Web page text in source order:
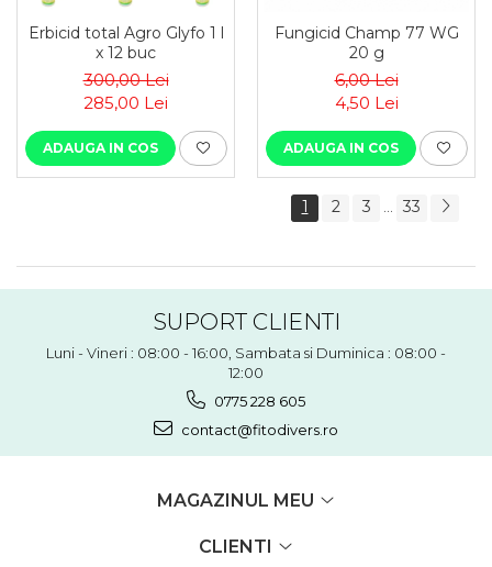
Erbicid total Agro Glyfo 1 l
x 12 buc
300,00 Lei
285,00 Lei
ADAUGA IN COS
Fungicid Champ 77 WG
20 g
6,00 Lei
4,50 Lei
ADAUGA IN COS
1 2 3 33
SUPORT CLIENTI
Luni - Vineri : 08:00 - 16:00, Sambata si Duminica : 08:00 -
12:00
0775 228 605
contact@fitodivers.ro
MAGAZINUL MEU
CLIENTI